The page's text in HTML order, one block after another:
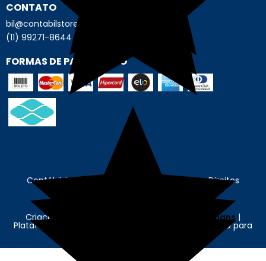
CONTATO
bil@contabilstore.org.br
(11) 99271-8644
FORMAS DE PAGAMENTO
Contábil Store - © Contábil Store. Todos os Direitos
Criação e Desenvolvimento Agência New Humans |
Plataforma - Tecnologia e Comunicação para